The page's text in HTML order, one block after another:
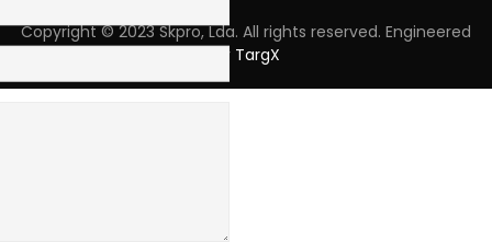
Copyright © 2023 Skpro, Lda. All rights reserved. Engineered
by TargX